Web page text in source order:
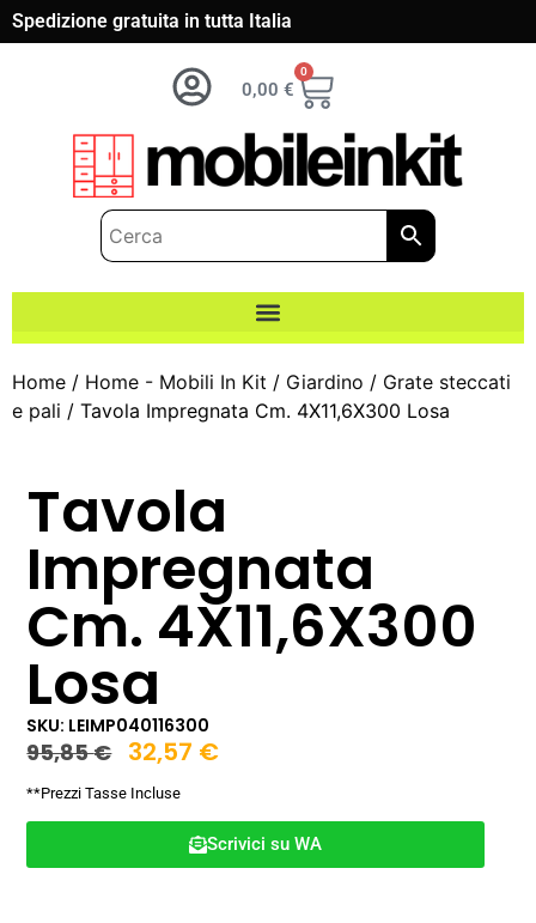
Spedizione gratuita in tutta Italia
0,00 €
0
Home / Home - Mobili In Kit / Giardino / Grate steccati
e pali / Tavola Impregnata Cm. 4X11,6X300 Losa
Tavola
Impregnata
Cm. 4X11,6X300
Losa
SKU: LEIMP040116300
95,85€ 32,57 €
**Prezzi Tasse Incluse
Scrivici su WA